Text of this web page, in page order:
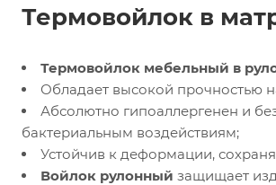
Термовойлок в
Термовойлок мебельный в
Обладает высокой прочностью
Абсолютно гипоаллергенен и
бактериальным воздействиям;
Устойчив к деформации,
Войлок рулонный защищает